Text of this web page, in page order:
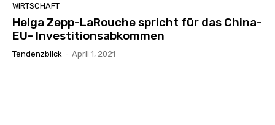
WIRTSCHAFT
Helga Zepp-LaRouche spricht für das China-
EU- Investitionsabkommen
Tendenzblick - April 1, 2021